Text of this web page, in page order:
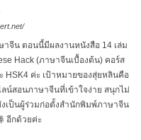
าจีน ตอนนี้มีผลงานหนังสือ 14 เล่ม
Hack (ภาษาจีนเบื้องต้น) คอร์ส
HSK4 ค่ะ เป้าหมายของสุ่ยหลินคือ
น์สอนภาษาจีนที่เข้าใจง่าย สนุกไม่
เป็นผู้ร่วมก่อตั้งสำนักพิมพ์ภาษาจีน
อีกด้วยค่ะ